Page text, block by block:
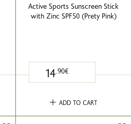
Active Sports Sunscreen Stick
with Zinc SPF50 (Prety Pink)
14.90€
ADD TO CART